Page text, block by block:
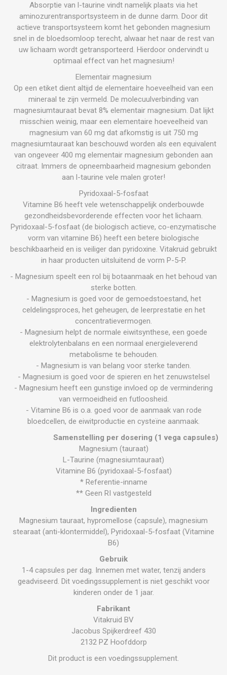
Absorptie van l-taurine vindt namelijk plaats via het
aminozurentransportsysteem in de dunne darm. Door dit
actieve transportsysteem komt het gebonden magnesium
snel in de bloedsomloop terecht, alwaar het naar de rest van
uw lichaam wordt getransporteerd. Hierdoor ondervindt u
optimaal effect van het magnesium!
Elementair magnesium
Op een etiket dient altijd de elementaire hoeveelheid van een
mineraal te zijn vermeld. De molecuulverbinding van
magnesiumtauraat bevat 8% elementair magnesium. Dat lijkt
misschien weinig, maar een elementaire hoeveelheid van
magnesium van 60 mg dat afkomstig is uit 750 mg
magnesiumtauraat kan beschouwd worden als een equivalent
van ongeveer 400 mg elementair magnesium gebonden aan
citraat. Immers de opneembaarheid magnesium gebonden
aan l-taurine vele malen groter!
Pyridoxaal-5-fosfaat
Vitamine B6 heeft vele wetenschappelijk onderbouwde
gezondheidsbevorderende effecten voor het lichaam.
Pyridoxaal-5-fosfaat (de biologisch actieve, co-enzymatische
vorm van vitamine B6) heeft een betere biologische
beschikbaarheid en is veiliger dan pyridoxine. Vitakruid gebruikt
in haar producten uitsluitend de vorm P-5-P.
- Magnesium speelt een rol bij botaanmaak en het behoud van
sterke botten.
- Magnesium is goed voor de gemoedstoestand, het
celdelingsproces, het geheugen, de leerprestatie en het
concentratievermogen.
- Magnesium helpt de normale eiwitsynthese, een goede
elektrolytenbalans en een normaal energieleverend
metabolisme te behouden.
- Magnesium is van belang voor sterke tanden.
- Magnesium is goed voor de spieren en het zenuwstelsel
- Magnesium heeft een gunstige invloed op de vermindering
van vermoeidheid en futloosheid.
- Vitamine B6 is o.a. goed voor de aanmaak van rode
bloedcellen, de eiwitproductie en cysteïne aanmaak.
Samenstelling per dosering (1 vega capsules)
Magnesium (tauraat)
L-Taurine (magnesiumtauraat)
Vitamine B6 (pyridoxaal-5-fosfaat)
* Referentie-inname
** Geen RI vastgesteld
Ingredienten
Magnesium tauraat, hypromellose (capsule), magnesium
stearaat (anti-klontermiddel), Pyridoxaal-5-fosfaat (Vitamine
B6)
Gebruik
1-4 capsules per dag. Innemen met water, tenzij anders
geadviseerd. Dit voedingssupplement is niet geschikt voor
kinderen onder de 1 jaar.
Fabrikant
Vitakruid BV
Jacobus Spijkerdreef 430
2132 PZ Hoofddorp
Dit product is een voedingssupplement.